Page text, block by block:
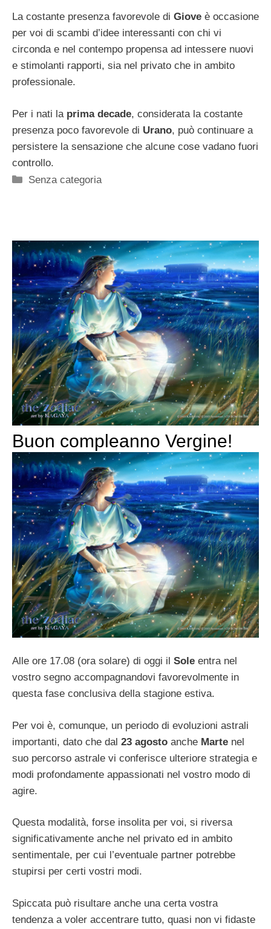
La costante presenza favorevole di Giove è occasione
per voi di scambi d’idee interessanti con chi vi
circonda e nel contempo propensa ad intessere nuovi
e stimolanti rapporti, sia nel privato che in ambito
professionale.
Per i nati la prima decade, considerata la costante
presenza poco favorevole di Urano, può continuare a
persistere la sensazione che alcune cose vadano fuori
controllo.
Categorie
Senza categoria
Buon compleanno Vergine!
Alle ore 17.08 (ora solare) di oggi il Sole entra nel
vostro segno accompagnandovi favorevolmente in
questa fase conclusiva della stagione estiva.
Per voi è, comunque, un periodo di evoluzioni astrali
importanti, dato che dal 23 agosto anche Marte nel
suo percorso astrale vi conferisce ulteriore strategia e
modi profondamente appassionati nel vostro modo di
agire.
Questa modalità, forse insolita per voi, si riversa
significativamente anche nel privato ed in ambito
sentimentale, per cui l’eventuale partner potrebbe
stupirsi per certi vostri modi.
Spiccata può risultare anche una certa vostra
tendenza a voler accentrare tutto, quasi non vi fidaste